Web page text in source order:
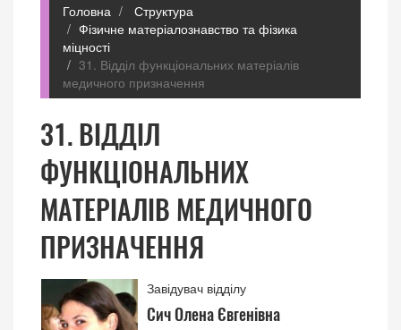
Головна
Структура
Фізичне матеріалознавство та фізика
міцності
31. Відділ функціональних матеріалів
медичного призначення
31. ВІДДІЛ
ФУНКЦІОНАЛЬНИХ
МАТЕРІАЛІВ МЕДИЧНОГО
ПРИЗНАЧЕННЯ
Завідувач відділу
Сич Олена Євгенівна